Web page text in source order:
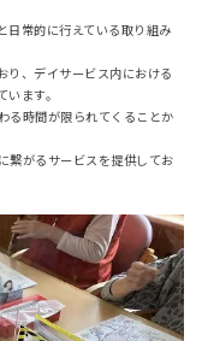
日常的に行えている取り組み
り、デイサービス内における
ます。
る時間が限られてくることか
繋がるサービスを提供してお